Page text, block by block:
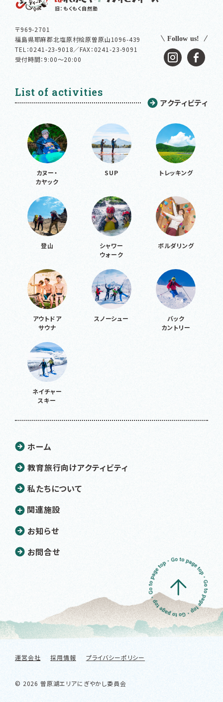
旧：もくもく自然塾
〒969-2701
福島県耶麻郡北塩原村桧原曽原山1096-439
TEL：0241-23-9018／FAX：0241-23-9091
受付時間：9:00～20:00
List of activities
アクティビティ
カヌー・
カヤック
SUP トレッキング
登山
シャワー
ウォーク
ボルダリング
アウトドア
サウナ
スノーシュー
バック
カントリー
ネイチャー
スキー
ホーム
教育旅行向けアクティビティ
私たちについて
関連施設
お知らせ
お問合せ
運営会社 採用情報 プライバシーポリシー
© 2026 曽原湖エリアにぎやかし委員会